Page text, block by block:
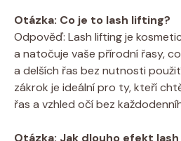
Otázka: Co je to lash lifting?
Odpověď: Lash lifting je
a natočuje vaše přírodní řasy,
a ‌delších řas⁣ bez ‌nutnosti
zákrok je ideální pro ty, kteří
řas a vzhled očí bez
Otázka: Jak​ dlouho efekt